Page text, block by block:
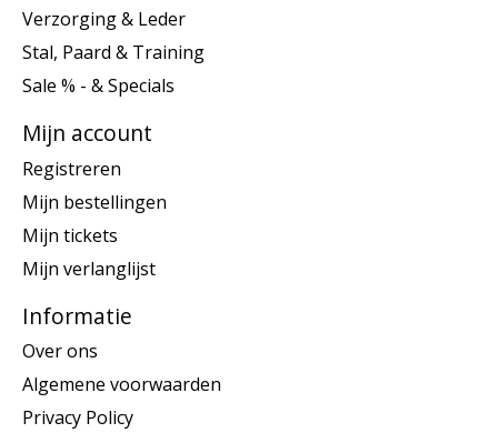
Verzorging & Leder
Stal, Paard & Training
Sale % - & Specials
Mijn account
Registreren
Mijn bestellingen
Mijn tickets
Mijn verlanglijst
Informatie
Over ons
Algemene voorwaarden
Privacy Policy